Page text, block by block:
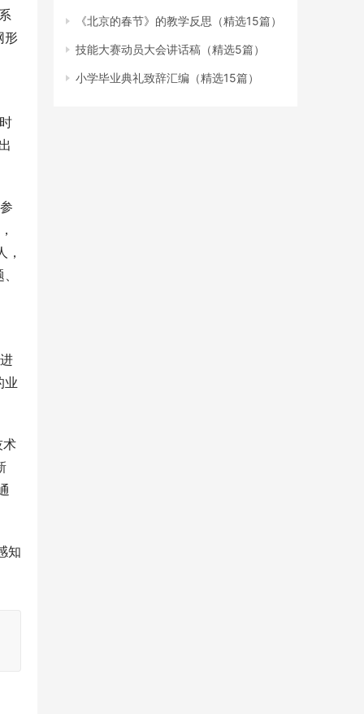
形
业
术
知
《北京的春节》的教学反思（精选15篇）
技能大赛动员大会讲话稿（精选5篇）
小学毕业典礼致辞汇编（精选15篇）